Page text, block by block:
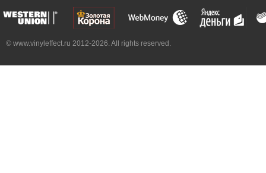
© www.vinyleffect.ru 2012-2026. All rights reserved.